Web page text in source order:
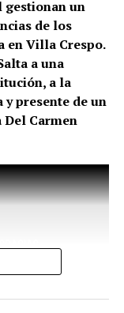
gestionan un
de los
en Villa Crespo.
a una
a la
presente de un
Carmen